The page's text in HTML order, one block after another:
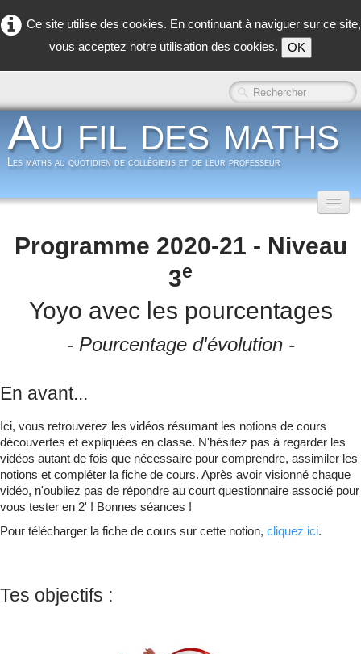
Ce site utilise des cookies. En continuant à naviguer sur ce site,
vous acceptez notre utilisation des cookies.
OK
Au fil des maths
Les maths au quotidien de collègiens et de leur professeur
Classe inversée
Dans la classe
Dans les coulisses▼
Programme 2020-21 - Niveau
3e
Yoyo avec les pourcentages
- Pourcentage d'évolution -
En avant...
Ici, vous retrouverez les vidéos résumant les notions de cours
découvertes et expliquées en classe. N'hésitez pas à regarder les
vidéos autant de fois que nécessaire pour comprendre, assimiler les
notions et compléter la fiche de cours. Après avoir visionné chaque
vidéo, n'oubliez pas de répondre au court questionnaire associé pour
vous tester en 2' ! Bonnes séances !
Pour télécharger la fiche de cours sur cette notion, cliquez ici.
Tes objectifs :